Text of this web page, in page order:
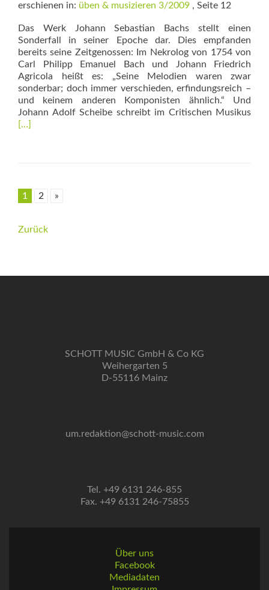
erschienen in: üben & musizieren 3/2009 , Seite 12
Das Werk Johann Sebastian Bachs stellt ­einen
Sonderfall in seiner Epoche dar. Dies empfanden
bereits seine Zeitgenossen: Im Nekrolog von 1754 von
Carl Philipp Emanuel Bach und Johann Friedrich
Agricola heißt es: „Seine Melodien waren zwar
sonderbar; doch immer verschieden, erfindungsreich –
und keinem anderen Komponisten ähnlich.“ Und
Johann Adolf Scheibe schreibt im Critischen Musikus
[…]
1 2 »
Beitrags-
Zurück
SCHOTT MUSIC GmbH & Co KG
Weihergarten 5
D-55116 Mainz
um.redaktion@schott-music.com
Tel. +49 6131 246-855
Fax. +49 6131 246-75855
Über uns
Facebook
Mediadaten